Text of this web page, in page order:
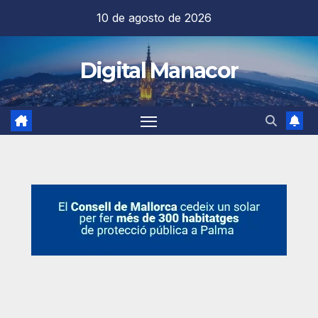
contenido
10 de agosto de 2026
Digital Manacor